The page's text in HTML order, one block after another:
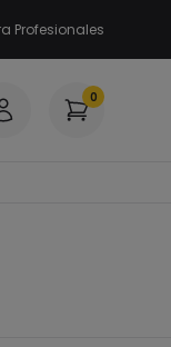
Profesionales
0